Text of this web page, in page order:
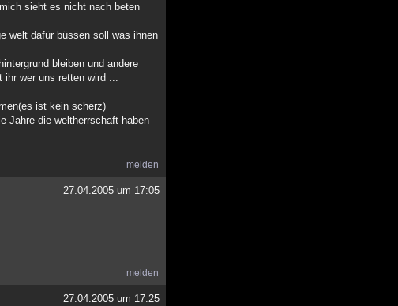
sieht es nicht nach beten
welt dafür büssen soll was ihnen
bleiben und andere
ihr wer uns retten wird ...
ist kein scherz)
Jahre die weltherrschaft haben
melden
27.04.2005 um 17:05
melden
27.04.2005 um 17:25